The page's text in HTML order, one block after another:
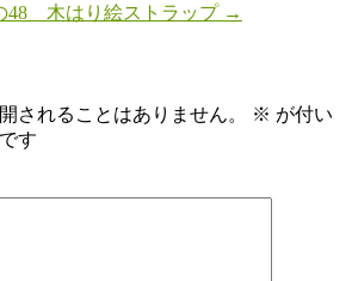
木はり絵ストラップ →
されることはありません。 ※ が付い
す